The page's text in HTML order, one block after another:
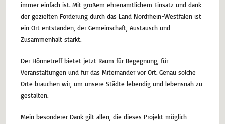
immer einfach ist. Mit großem ehrenamtlichem Einsatz und dank
der gezielten Förderung durch das Land Nordrhein-Westfalen ist
ein Ort entstanden, der Gemeinschaft, Austausch und
Zusammenhalt stärkt.
Der Hönnetreff bietet jetzt Raum für Begegnung, für
Veranstaltungen und für das Miteinander vor Ort. Genau solche
Orte brauchen wir, um unsere Städte lebendig und lebensnah zu
gestalten.
Mein besonderer Dank gilt allen, die dieses Projekt möglich